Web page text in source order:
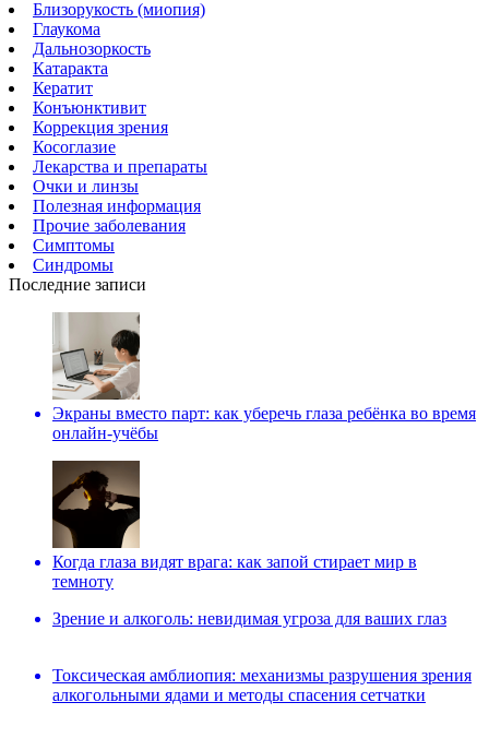
Близорукость (миопия)
Глаукома
Дальнозоркость
Катаракта
Кератит
Конъюнктивит
Коррекция зрения
Косоглазие
Лекарства и препараты
Очки и линзы
Полезная информация
Прочие заболевания
Симптомы
Синдромы
Последние записи
Экраны вместо парт: как уберечь глаза ребёнка во время
онлайн-учёбы
Когда глаза видят врага: как запой стирает мир в
темноту
Зрение и алкоголь: невидимая угроза для ваших глаз
Токсическая амблиопия: механизмы разрушения зрения
алкогольными ядами и методы спасения сетчатки